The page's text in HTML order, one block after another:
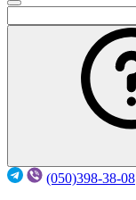
(050)398-38-08